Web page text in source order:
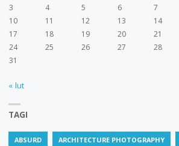
3
4 5 6 7
10
11 12 13 14
17
18 19 20 21
24
25 26 27 28
31
« lut
TAGI
ABSURD ARCHITECTURE PHOTOGRAPHY